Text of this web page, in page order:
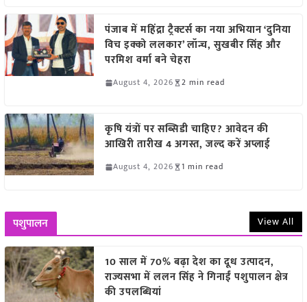
पंजाब में महिंद्रा ट्रैक्टर्स का नया अभियान ‘दुनिया
विच इक्को ललकार’ लॉन्च, सुखबीर सिंह और
परमिश वर्मा बने चेहरा
August 4, 2026 2 min read
कृषि यंत्रों पर सब्सिडी चाहिए? आवेदन की
आखिरी तारीख 4 अगस्त, जल्द करें अप्लाई
August 4, 2026 1 min read
पशुपालन View All
10 साल में 70% बढ़ा देश का दूध उत्पादन,
राज्यसभा में ललन सिंह ने गिनाईं पशुपालन क्षेत्र
की उपलब्धियां